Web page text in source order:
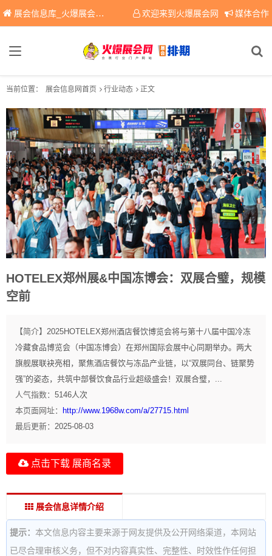
展会信息库_火爆展会网免费展会信息查询平台，提供专业会展服务！ 欢迎来到火爆展会网 媒体合作
当前位置： 展会信息网首页 行业动态 正文
HOTELEX郑州展&中国冻博会：双展合璧，规模
空前
【简介】 2025HOTELEX郑州酒店餐饮博览会将与第十八届中国冷冻
冷藏食品博览会（中国冻博会）在郑州国际会展中心同期举办。两大
旗舰展联袂亮相，聚焦酒店餐饮与冻品产业链，以“双展同台、链聚势
强”的姿态，共筑中部餐饮食品行业超级盛会！双展合璧，...
人气指数： 5146人次
本页面网址：
http://www.1968w.com/a/27715.html
最后更新： 2025-08-03
点击下载 展商名录
展会信息详情介绍
提示： 本文信息内容主要来源于网友提供及公开网络渠道，本网站
已尽合理审核义务，但不对内容真实性、完整性、时效性作任何担